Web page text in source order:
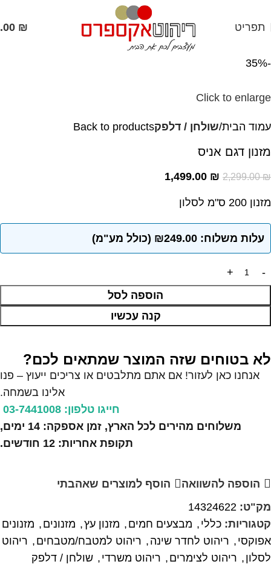
תפריט ₪
-35%
Click to enlarge
עמוד הבית שולחן / דלפקBack to products
מזנון דגם אניס
2,299.00₪
1,499.00 ₪
מזנון 200 ס"מ לסלון
עלות משלוח: ₪249.00 (כולל מע"מ)
הוספה לסל
קנה עכשיו
לא בטוחים שזה המוצר שמתאים לכם?
אנחנו כאן לעזור! אם אתם מתלבטים או צריכים ייעוץ – פנו
אלינו בשמחה.
חייגו טלפון: 03-7441008
משלוחים מהירים לכל הארץ, זמן אספקה: 14 ימים,
תקופת אחריות: 12 חודשים.
הוספה להשוואה
הוסף למוצרים שאהבתי
מק"ט: 14324622
קטגוריות: כללי , מבצעים חמים , מזנון עץ, מזנונים , מזנונים
אפוקסי , ריהוט לחדר שינה , ריהוט למטבח/מטבחים , ריהוט
לסלון , ריהוט לצימרים , ריהוט משרדי , שולחן / דלפק